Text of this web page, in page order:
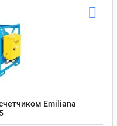
Emiliana